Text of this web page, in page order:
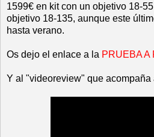
1599€ en kit con un objetivo 18-
objetivo 18-135, aunque este
hasta verano.
Os dejo el enlace a la PRUEBA A
Y al "videoreview" que acompaña